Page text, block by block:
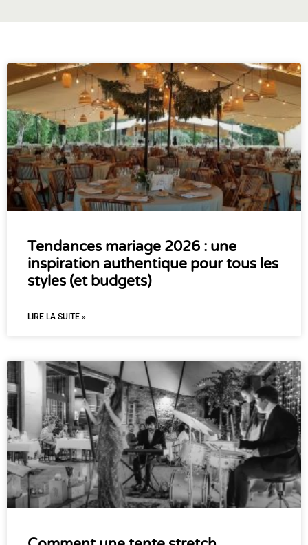
Tendances mariage 2026 : une
inspiration authentique pour tous les
styles (et budgets)
LIRE LA SUITE »